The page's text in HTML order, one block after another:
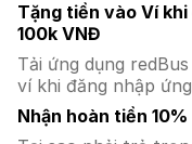
Tặng tiền vào Ví
100k VNĐ
Tải ứng dụng
ví khi đăng nhập
Nhận hoàn tiền